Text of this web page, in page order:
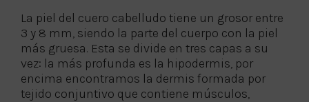
La piel del cuero cabelludo tiene un grosor entre
3 y 8 mm, siendo la parte del cuerpo con la piel
más gruesa. Esta se divide en tres capas a su
vez: la más profunda es la hipodermis, por
encima encontramos la dermis formada por
tejido conjuntivo que contiene músculos,